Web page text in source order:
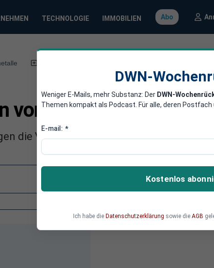
TECHNOLOGIE IMMOBILIEN Abo
von Offensive in Syrien
die Verbündeten des Nato-Partners USA.
DWN-
Weniger E-Mails, mehr Substanz: Der DWN-
Themen kompakt als Podcast. Für alle, deren
E-mail: *
Kostenlos
Ich habe die Datenschutzerklärung sowie die AGB